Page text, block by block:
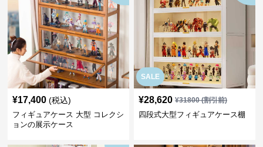
¥17,400 (税込)
フィギュアケース 大型 コレクシ
ョンの展示ケース
SALE
¥28,620 ¥31800(割引前)
四段式大型フィギュアケース棚